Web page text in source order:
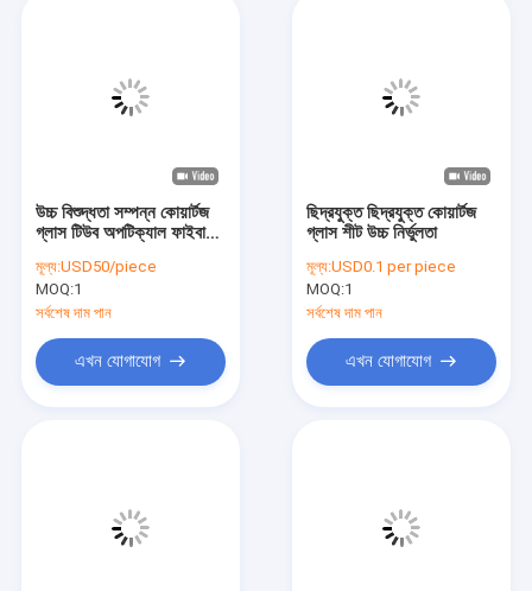
উচ্চ বিশুদ্ধতা সম্পন্ন কোয়ার্টজ
গ্লাস টিউব অপটিক্যাল ফাইবারের
মূল্য:USD50/piece
MOQ:1
সর্বশেষ দাম পান
এখন যোগাযোগ
ছিদ্রযুক্ত ছিদ্রযুক্ত কোয়ার্টজ
গ্লাস শীট উচ্চ নির্ভুলতা
মূল্য:USD0.1 per piece
MOQ:1
সর্বশেষ দাম পান
এখন যোগাযোগ